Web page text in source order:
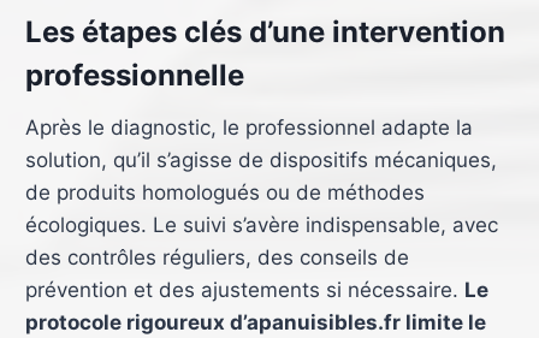
Les étapes clés d’une intervention
professionnelle
Après le diagnostic, le professionnel adapte la
solution, qu’il s’agisse de dispositifs mécaniques,
de produits homologués ou de méthodes
écologiques. Le suivi s’avère indispensable, avec
des contrôles réguliers, des conseils de
prévention et des ajustements si nécessaire. Le
protocole rigoureux d’apanuisibles.fr limite le